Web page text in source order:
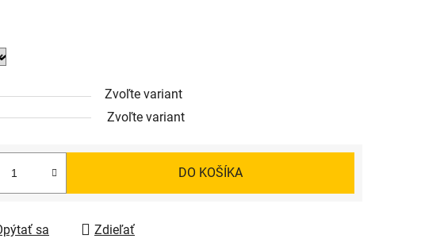
Zvoľte variant
Zvoľte variant
DO KOŠÍKA
sa Zdieľať